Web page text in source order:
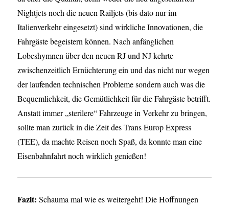
Nightjets noch die neuen Railjets (bis dato nur im
Italienverkehr eingesetzt) sind wirkliche Innovationen, die
Fahrgäste begeistern können. Nach anfänglichen
Lobeshymnen über den neuen RJ und NJ kehrte
zwischenzeitlich Ernüchterung ein und das nicht nur wegen
der laufenden technischen Probleme sondern auch was die
Bequemlichkeit, die Gemütlichkeit für die Fahrgäste betrifft.
Anstatt immer „sterilere“ Fahrzeuge in Verkehr zu bringen,
sollte man zurück in die Zeit des Trans Europ Express
(TEE), da machte Reisen noch Spaß, da konnte man eine
Eisenbahnfahrt noch wirklich genießen!
Fazit: Schauma mal wie es weitergeht! Die Hoffnungen